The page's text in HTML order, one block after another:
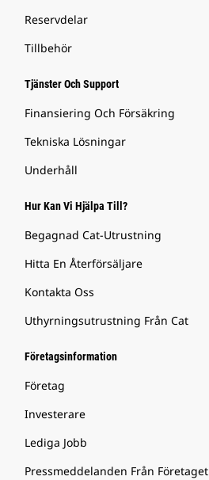
Reservdelar
Tillbehör
Tjänster Och Support
Finansiering Och Försäkring
Tekniska Lösningar
Underhåll
Hur Kan Vi Hjälpa Till?
Begagnad Cat-Utrustning
Hitta En Återförsäljare
Kontakta Oss
Uthyrningsutrustning Från Cat
Företagsinformation
Företag
Investerare
Lediga Jobb
Pressmeddelanden Från Företaget